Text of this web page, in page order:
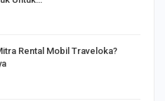
Rental Mobil Traveloka?